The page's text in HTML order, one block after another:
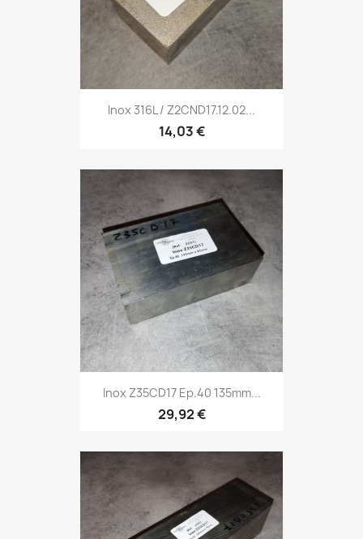
Inox 316L / Z2CND17.12.02...
14,03 €
Inox Z35CD17 Ep.40 135mm...
29,92 €